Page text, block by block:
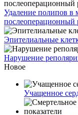
Удаление полипов в
послеоперационный
Эпителиальные
Нарушение
Новое
Учащенное